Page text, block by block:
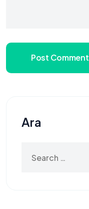
Post Comment
Ara
for: